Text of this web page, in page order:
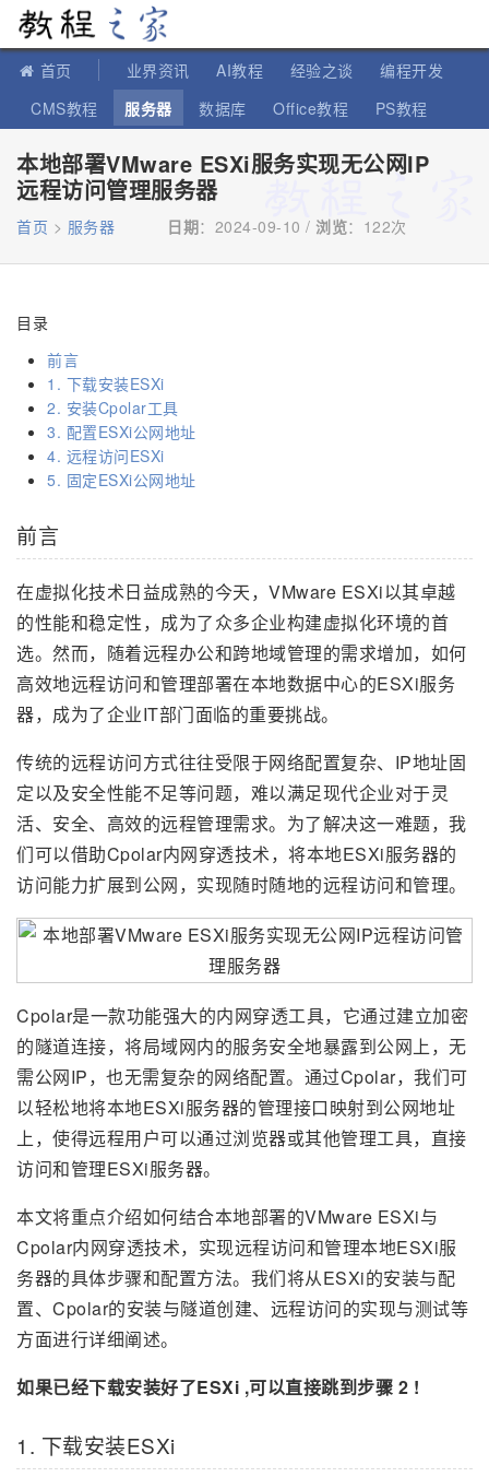
首页 业界资讯 AI教程 经验之谈
编程开发
CMS教程
服务器 数据库 Office教程
PS教程
本地部署VMware ESXi服务实现无公网IP
远程访问管理服务器
首页 > 服务器 日期：2024-09-10 / 浏览： 122次
目录
前言
1. 下载安装ESXi
2. 安装Cpolar工具
3. 配置ESXi公网地址
4. 远程访问ESXi
5. 固定ESXi公网地址
前言
在虚拟化技术日益成熟的今天，VMware ESXi以其卓越
的性能和稳定性，成为了众多企业构建虚拟化环境的首
选。然而，随着远程办公和跨地域管理的需求增加，如何
高效地远程访问和管理部署在本地数据中心的ESXi服务
器，成为了企业IT部门面临的重要挑战。
传统的远程访问方式往往受限于网络配置复杂、IP地址固
定以及安全性能不足等问题，难以满足现代企业对于灵
活、安全、高效的远程管理需求。为了解决这一难题，我
们可以借助Cpolar内网穿透技术，将本地ESXi服务器的
访问能力扩展到公网，实现随时随地的远程访问和管理。
Cpolar是一款功能强大的内网穿透工具，它通过建立加密
的隧道连接，将局域网内的服务安全地暴露到公网上，无
需公网IP，也无需复杂的网络配置。通过Cpolar，我们可
以轻松地将本地ESXi服务器的管理接口映射到公网地址
上，使得远程用户可以通过浏览器或其他管理工具，直接
访问和管理ESXi服务器。
本文将重点介绍如何结合本地部署的VMware ESXi与
Cpolar内网穿透技术，实现远程访问和管理本地ESXi服
务器的具体步骤和配置方法。我们将从ESXi的安装与配
置、Cpolar的安装与隧道创建、远程访问的实现与测试等
方面进行详细阐述。
如果已经下载安装好了ESXi ,可以直接跳到步骤 2 !
1. 下载安装ESXi